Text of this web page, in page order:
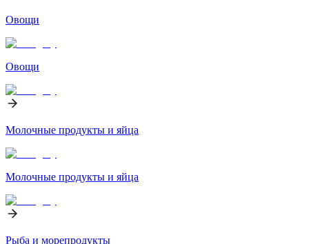
Овощи
Овощи
Молочные продукты и яйца
Молочные продукты и яйца
Рыба и морепродукты